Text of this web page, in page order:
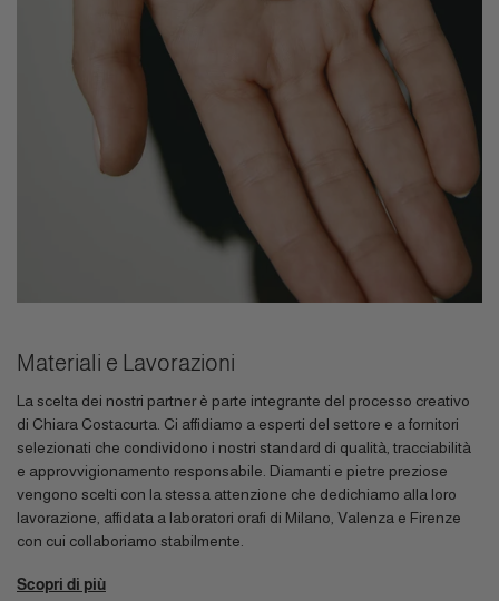
Materiali e Lavorazioni
La scelta dei nostri partner è parte integrante del processo creativo
di Chiara Costacurta. Ci affidiamo a esperti del settore e a fornitori
selezionati che condividono i nostri standard di qualità, tracciabilità
e approvvigionamento responsabile. Diamanti e pietre preziose
vengono scelti con la stessa attenzione che dedichiamo alla loro
lavorazione, affidata a laboratori orafi di Milano, Valenza e Firenze
con cui collaboriamo stabilmente.
Scopri di più